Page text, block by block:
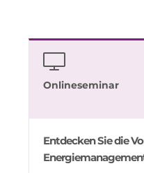
Onlineseminar
Entdecken Sie die